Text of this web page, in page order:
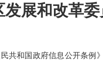
发展和改革
共和国政府信息公开条例